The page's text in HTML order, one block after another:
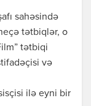
sahəsində
tətbiqlər, o
tətbiqi
və
ilə eyni bir